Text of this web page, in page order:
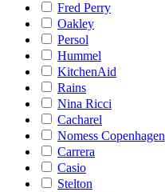
Fred Perry
Oakley
Persol
Hummel
KitchenAid
Rains
Nina Ricci
Cacharel
Nomess Copenhagen
Carrera
Casio
Stelton